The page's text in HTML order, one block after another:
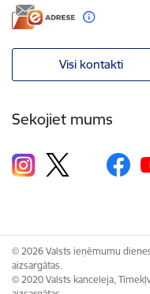
Visi kontakti
Sekojiet mums
© 2026 Valsts ieņēmumu
aizsargātas.
© 2020 Valsts kanceleja,